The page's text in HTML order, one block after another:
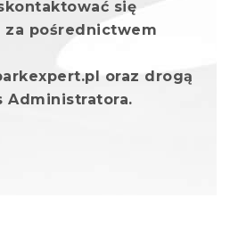
się
pośrednictwem
oraz drogą
Administratora.